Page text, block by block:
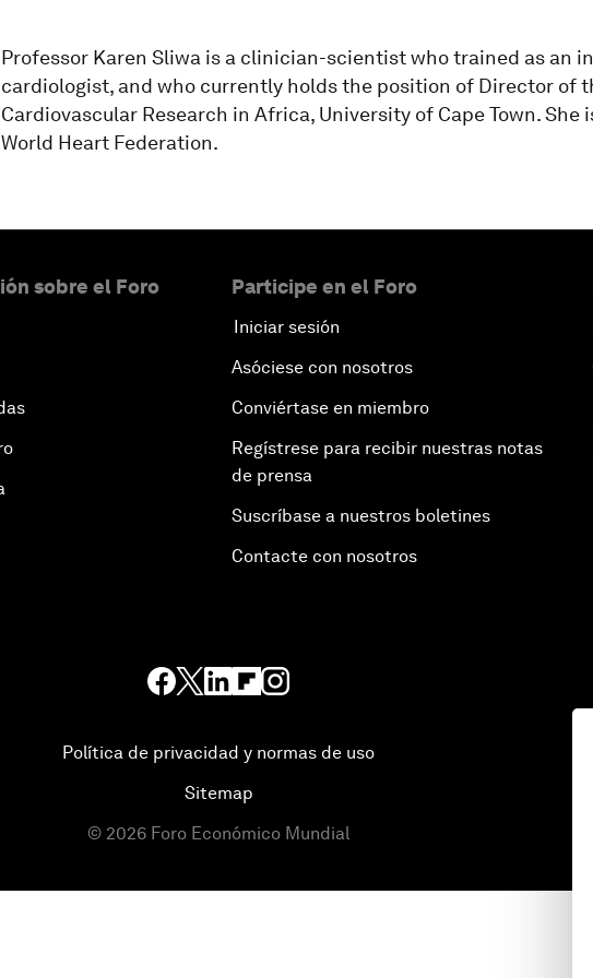
Professor Karen Sliwa is a clinician-scientist who trained as an
cardiologist, and who currently holds the position of Director of
Cardiovascular Research in Africa, University of Cape Town.
World Heart Federation.
sobre el Foro Participe en el Foro
Iniciar sesión
Asóciese con nosotros
Conviértase en miembro
Regístrese para recibir nuestras notas
de prensa
Suscríbase a nuestros boletines
Contacte con nosotros
Política de privacidad y normas de uso
Sitemap
© 2026 Foro Económico Mundial